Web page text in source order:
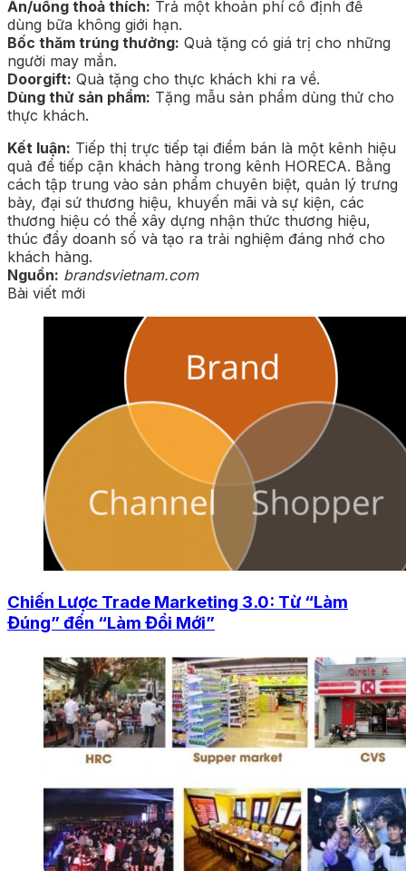
Ăn/uống thoả thích: Trả một khoản phí cố định để
dùng bữa không giới hạn.
Bốc thăm trúng thưởng: Quà tặng có giá trị cho những
người may mắn.
Doorgift: Quà tặng cho thực khách khi ra về.
Dùng thử sản phẩm: Tặng mẫu sản phẩm dùng thử cho
thực khách.
Kết luận: Tiếp thị trực tiếp tại điểm bán là một kênh hiệu
quả để tiếp cận khách hàng trong kênh HORECA. Bằng
cách tập trung vào sản phẩm chuyên biệt, quản lý trưng
bày, đại sứ thương hiệu, khuyến mãi và sự kiện, các
thương hiệu có thể xây dựng nhận thức thương hiệu,
thúc đẩy doanh số và tạo ra trải nghiệm đáng nhớ cho
khách hàng.
Nguồn: brandsvietnam.com
Bài viết mới
Chiến Lược Trade Marketing 3.0: Từ “Làm
Đúng” đến “Làm Đổi Mới”